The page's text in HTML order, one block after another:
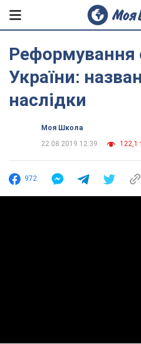
Реформування
України:
наслідки
Моя Школа
22.08.2019 12:39
122,1
972